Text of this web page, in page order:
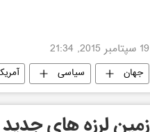
19 سپتامبر 2015, 21:34
جهان سیاسی
زمین لرزه های